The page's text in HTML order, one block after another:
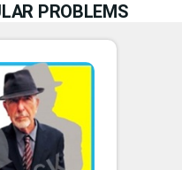
PROBLEMS